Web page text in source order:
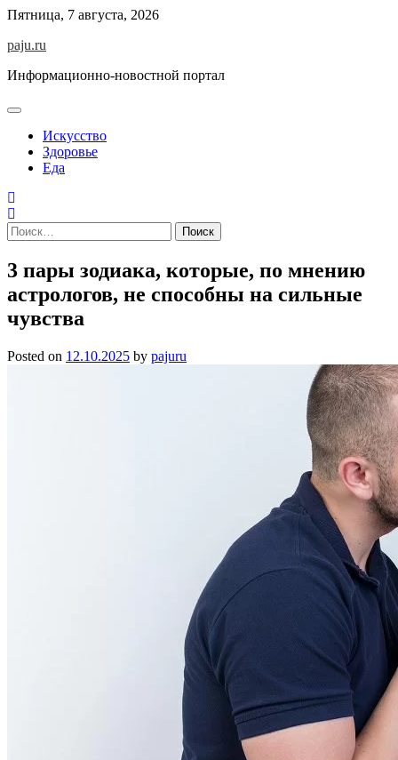
Skip
content
Пятница, 7 августа, 2026
paju.ru
Информационно-новостной портал
Искусство
Здоровье
Еда
Найти:
3 пары зодиака, которые, по мнению
астрологов, не способны на сильные
чувства
Posted on 12.10.2025 by pajuru